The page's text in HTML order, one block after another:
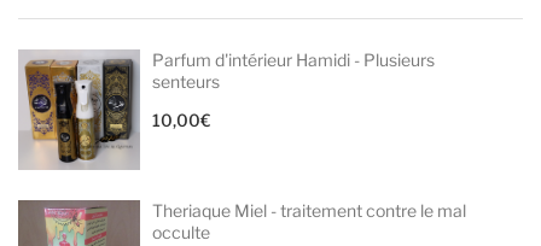
Parfum d'intérieur Hamidi - Plusieurs
senteurs
10,00€
Theriaque Miel - traitement contre le mal
occulte